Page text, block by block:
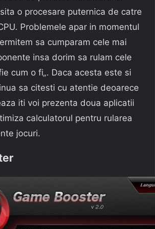
o procesare puternica de catre
Problemele apar in momentul
sa cumparam cele mai
insa dorim sa rulam cele
cum o fi„. Daca acesta este si
sa citesti cu atentie deoarece
iti voi prezenta doua aplicatii
calculatorul pentru rularea
jocuri.